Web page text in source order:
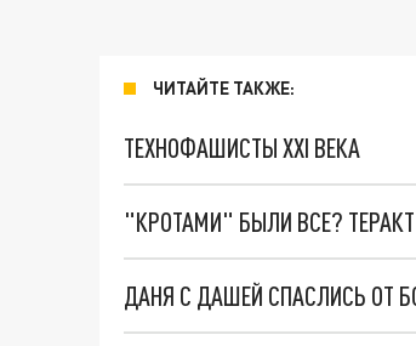
ЧИТАЙТЕ ТАКЖЕ:
ТЕХНОФАШИСТЫ XXI ВЕКА
"КРОТАМИ" БЫЛИ ВСЕ?
ДАНЯ С ДАШЕЙ СПАСЛИСЬ ОТ